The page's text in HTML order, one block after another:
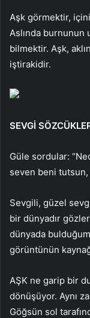
Aşk görmektir,
Aslında burnunun
bilmektir. Aşk,
iştirakidir.
SEVGİ
Güle sordular:
seven beni tutsun,
Sevgili, güzel
bir dünyadır
dünyada
görüntünün
AŞK ne garip bir
dönüşüyor. Aynı
Göğsün sol